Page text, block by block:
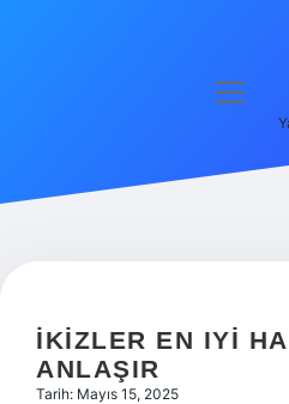
Hakkımızda
menüyü
İKIZLER EN IYI
ANLAŞIR
Tarih: Mayıs 15, 2025